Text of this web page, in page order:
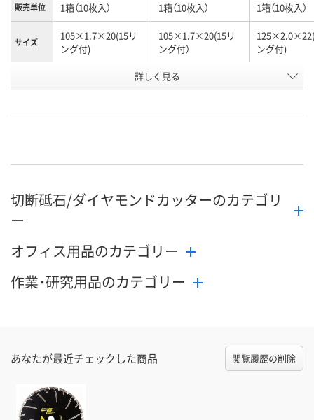
販売単位 1箱（10枚入） 1箱（10枚入） 1箱（10枚入）
サイズ
105×1.7×20(15リ
ング付)
105×1.7×20(15リ
ング付）
ング付)
LP4
号
お届け日 8月26日（水）まで 8月26日（水）まで 8月26日（水）
数量 数量 数量
詳しく見る
切断砥石/ダイヤモンドカッターのカテゴリ
ー
オフィス用品のカテゴリー
作業・研究用品のカテゴリー
あなたが最近チェックした商品 閲覧履歴の削除